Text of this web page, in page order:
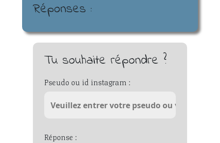
Réponses :
Tu souhaite répondre ?
Pseudo ou id instagram :
Réponse :